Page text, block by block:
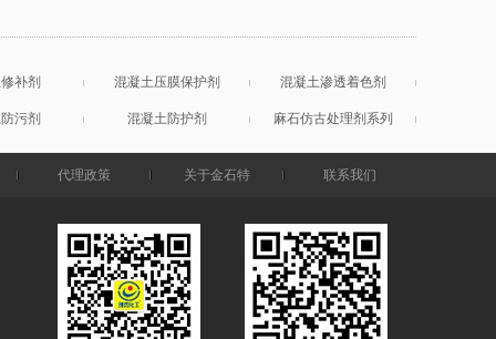
补剂 混凝土压膜保护剂 混凝土渗透着色剂
污剂 混凝土防护剂 麻石仿古处理剂系列
代理政策 关于金石特 联系我们